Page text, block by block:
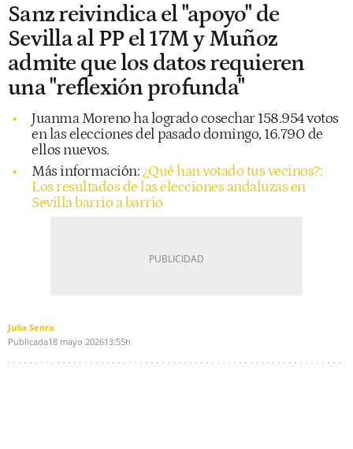
Sanz reivindica el "apoyo" de
Sevilla al PP el 17M y Muñoz
admite que los datos requieren
una "reflexión profunda"
Juanma Moreno ha logrado cosechar 158.954 votos
en las elecciones del pasado domingo, 16.790 de
ellos nuevos.
Más información:¿Qué han votado tus vecinos?:
Los resultados de las elecciones andaluzas en
Sevilla barrio a barrio
Julia Senra
Publicada18 mayo 202613:55h